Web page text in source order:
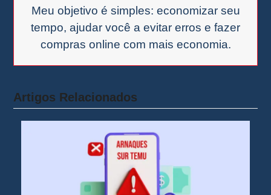
Meu objetivo é simples: economizar seu
tempo, ajudar você a evitar erros e fazer
compras online com mais economia.
Artigos Relacionados